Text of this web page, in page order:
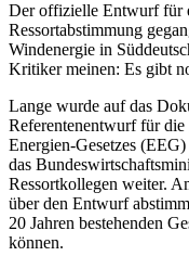
Der offizielle Entwurf für
Ressortabstimmung
Windenergie in
Kritiker meinen: Es gibt
Lange wurde auf das
Referentenentwurf für die
Energien-Gesetzes
das
Ressortkollegen weiter.
über den Entwurf
20 Jahren bestehenden
können.